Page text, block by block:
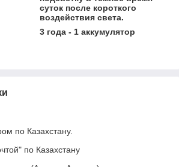
суток после короткого
воздействия света.
3 года - 1 аккумулятор
по Казахстану.
по Казахстану